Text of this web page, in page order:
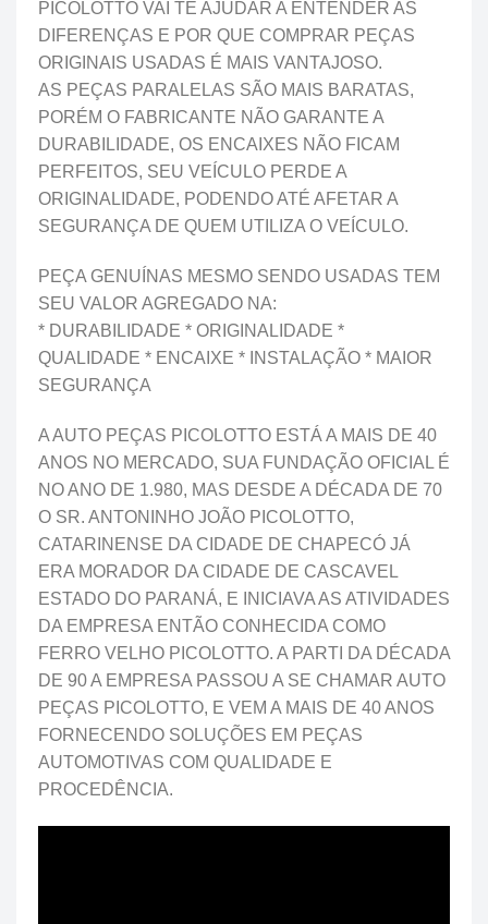
PICOLOTTO VAI TE AJUDAR A ENTENDER AS
DIFERENÇAS E POR QUE COMPRAR PEÇAS
ORIGINAIS USADAS É MAIS VANTAJOSO.
AS PEÇAS PARALELAS SÃO MAIS BARATAS,
PORÉM O FABRICANTE NÃO GARANTE A
DURABILIDADE, OS ENCAIXES NÃO FICAM
PERFEITOS, SEU VEÍCULO PERDE A
ORIGINALIDADE, PODENDO ATÉ AFETAR A
SEGURANÇA DE QUEM UTILIZA O VEÍCULO.
PEÇA GENUÍNAS MESMO SENDO USADAS TEM
SEU VALOR AGREGADO NA:
* DURABILIDADE * ORIGINALIDADE *
QUALIDADE * ENCAIXE * INSTALAÇÃO * MAIOR
SEGURANÇA
A AUTO PEÇAS PICOLOTTO ESTÁ A MAIS DE 40
ANOS NO MERCADO, SUA FUNDAÇÃO OFICIAL É
NO ANO DE 1.980, MAS DESDE A DÉCADA DE 70
O SR. ANTONINHO JOÃO PICOLOTTO,
CATARINENSE DA CIDADE DE CHAPECÓ JÁ
ERA MORADOR DA CIDADE DE CASCAVEL
ESTADO DO PARANÁ, E INICIAVA AS ATIVIDADES
DA EMPRESA ENTÃO CONHECIDA COMO
FERRO VELHO PICOLOTTO. A PARTI DA DÉCADA
DE 90 A EMPRESA PASSOU A SE CHAMAR AUTO
PEÇAS PICOLOTTO, E VEM A MAIS DE 40 ANOS
FORNECENDO SOLUÇÕES EM PEÇAS
AUTOMOTIVAS COM QUALIDADE E
PROCEDÊNCIA.